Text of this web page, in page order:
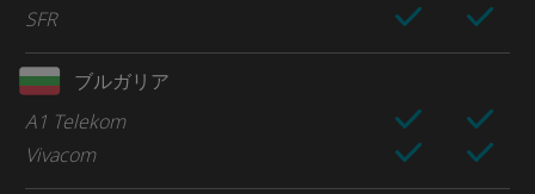
SFR
ブルガリア
A1 Telekom
Vivacom